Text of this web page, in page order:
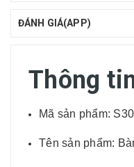
ĐÁNH GIÁ(APP)
Thông
Mã sản phẩm:
Tên sản phẩm: